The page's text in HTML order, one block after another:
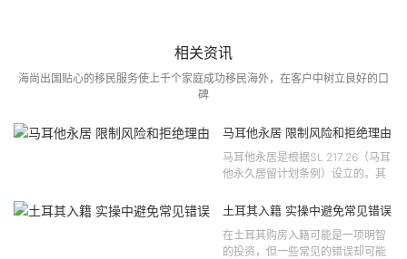
相关资讯
海尚出国贴心的移民服务使上千个家庭成功移民海外，在客户中树立良好的口
碑
马耳他永居 限制风险和拒绝理由
马耳他永居是根据SL 217.26（马耳
他永久居留计划条例）设立的。其
121 号法律公告，并随后根据2024
土耳其入籍 实操中避免常见错误
在土耳其购房入籍可能是一项明智
的投资，但一些常见的错误却可能